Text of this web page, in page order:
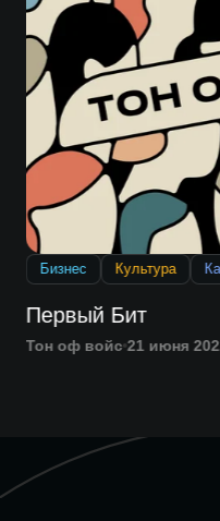
Бизнес Культура
Первый Бит
Тон оф войс 21 июня